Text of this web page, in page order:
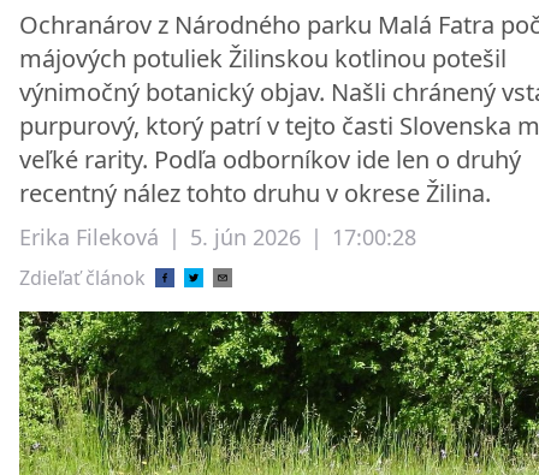
Ochranárov z Národného parku Malá Fatra
májových potuliek Žilinskou kotlinou potešil
výnimočný botanický objav. Našli chránený
purpurový, ktorý patrí v tejto časti Slovenska
veľké rarity. Podľa odborníkov ide len o druhý
recentný nález tohto druhu v okrese Žilina.
Erika Fileková | 5. jún 2026 | 17:00:28
Zdieľať článok